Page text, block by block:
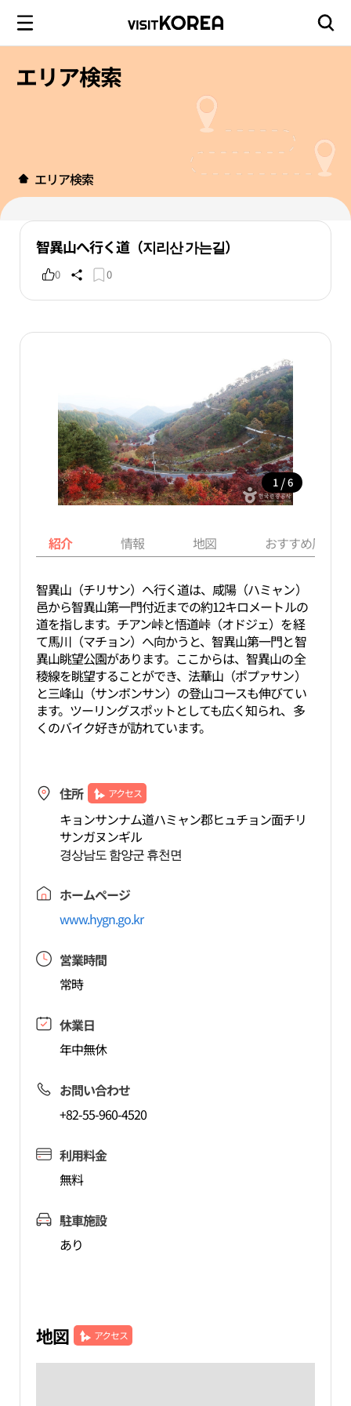
エリア検索
エリア検索
智異山へ行く道（지리산 가는길）
0 0
1 / 6
紹介 情報 地図 おすすめ周辺
智異山（チリサン）へ行く道は、咸陽（ハミャン）
邑から智異山第一門付近までの約12キロメートルの
道を指します。チアン峠と悟道峠（オドジェ）を経
て馬川（マチョン）へ向かうと、智異山第一門と智
異山眺望公園があります。ここからは、智異山の全
稜線を眺望することができ、法華山（ポプァサン）
と三峰山（サンボンサン）の登山コースも伸びてい
ます。ツーリングスポットとしても広く知られ、多
くのバイク好きが訪れています。
住所 アクセス
キョンサンナム道ハミャン郡ヒュチョン面チリ
サンガヌンギル
경상남도 함양군 휴천면
ホームページ
www.hygn.go.kr
営業時間
常時
休業日
年中無休
お問い合わせ
+82-55-960-4520
利用料金
無料
駐車施設
あり
地図 アクセス